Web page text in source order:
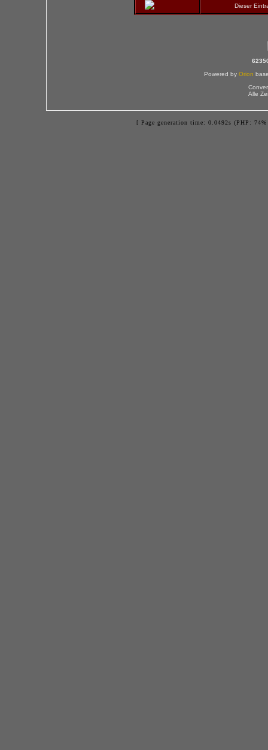
Dieser
Powered by Orion
Alle
[ Page generation time: 0.0492s (PHP: